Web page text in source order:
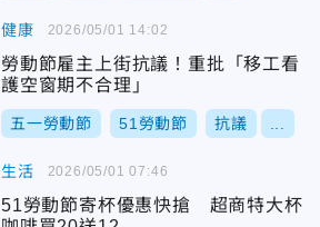
健康
勞動節雇主上街抗議！重批「移工看
護空窗期不合理」
五一勞動節 51勞動節 抗議
2026/05/01 14:02
生活
51勞動節寄杯優惠快搶 超商特大杯
2026/05/01 07:46